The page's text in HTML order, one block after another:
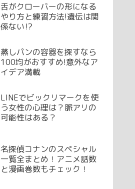
舌がクローバーの形になる
やり方と練習方法!遺伝は関
係ない⁉
蒸しパンの容器を探すなら
100均がおすすめ!意外なア
イデア満載
LINEでビックリマークを使
う女性の心理は？脈アリの
可能性はある？
名探偵コナンのスペシャル
一覧全まとめ！アニメ話数
と漫画巻数もチェック！